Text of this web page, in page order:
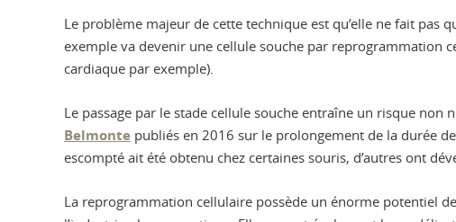
Le problème majeur de cette technique est qu’elle ne fait
exemple va devenir une cellule souche par reprogrammation
cardiaque par exemple).
Le passage par le stade cellule souche entraîne un risque
Belmonte publiés en 2016 sur le prolongement de la durée
escompté ait été obtenu chez certaines souris, d’autres ont
La reprogrammation cellulaire possède un énorme potentiel